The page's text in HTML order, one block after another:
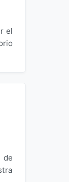
el
de